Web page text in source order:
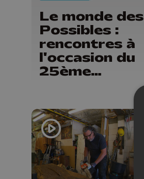
Le monde des
Possibles :
rencontres à
l'occasion du
25ème